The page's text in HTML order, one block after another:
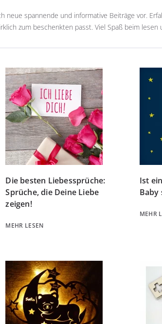
neue spannende und informative Beiträge vor.
zum beschenkten passt. Viel Spaß beim lesen
Die besten Liebessprüche:
Sprüche, die Deine Liebe
zeigen!
MEHR LESEN
Ist
Baby
MEHR